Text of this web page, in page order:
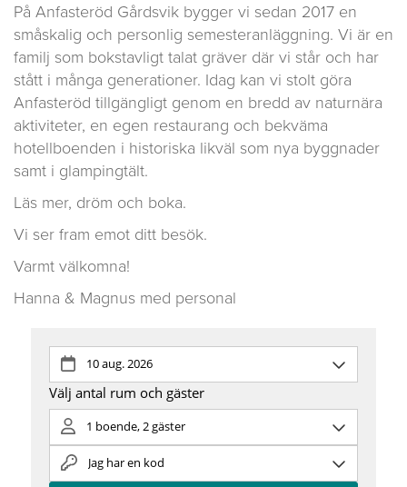
På Anfasteröd Gårdsvik bygger vi sedan 2017 en
småskalig och personlig semesteranläggning. Vi är en
familj som bokstavligt talat gräver där vi står och har
stått i många generationer. Idag kan vi stolt göra
Anfasteröd tillgängligt genom en bredd av naturnära
aktiviteter, en egen restaurang och bekväma
hotellboenden i historiska likväl som nya byggnader
samt i glampingtält.
Läs mer, dröm och boka.
Vi ser fram emot ditt besök.
Varmt välkomna!
Hanna & Magnus med personal